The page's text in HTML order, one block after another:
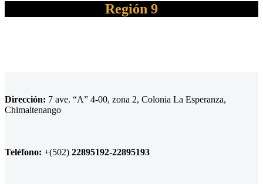
Región 9
Dirección: 7 ave. “A” 4-00, zona 2, Colonia La Esperanza,
Chimaltenango
Teléfono: +(502) 22895192-22895193